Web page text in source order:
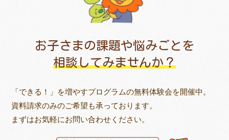
お子さまの課題や悩みごとを
相談してみませんか？
「できる！」を増やすプログラムの無料体験会を開催中。
資料請求のみのご希望も承っております。
まずはお気軽にお問い合わせください。